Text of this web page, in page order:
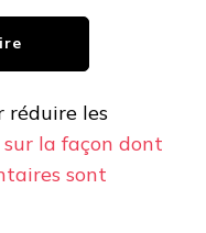
réduire les
la façon dont
sont